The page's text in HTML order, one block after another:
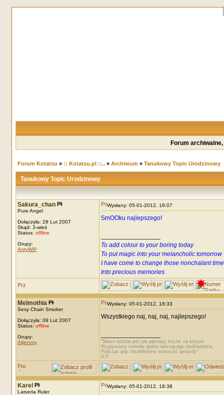
Forum
Forum Kotatsu » :: Kotatsu.pl ::..» Archiwum» Tanukowy Topic Urodzinowy
Tanukowy Topic Urodzinowy
Sakura_chan
Pure Angel
Dołączyła: 28 Lut 2007
Skąd: 3-wieś
Status: offline
Grupy:
AntyWiP
Wysłany: 05-01-2012, 18:07
SmOOku najlepszego!
To add colour to your boring today
To put magic into your melancholic tomorrow
I have come to change those nonchalant
Into precious memories
Melmothia
Sexy Chain Smoker
Dołączyła: 09 Lut 2007
Status: offline
Grupy:
Alijenoty
Wysłany: 05-01-2012, 18:33
Wszystkiego naj, naj, naj, najlepszego!
"Słowo ludzkie jest jak pęknięty kocioł, na którym
Wygrywamy melodie godne tańczącego niedźwiedzia,
Podczas gdy chcielibyśmy wzruszyć gwiazdy"
G.F.
Karel
Latveria Ruler
Wysłany: 05-01-2012, 18:38